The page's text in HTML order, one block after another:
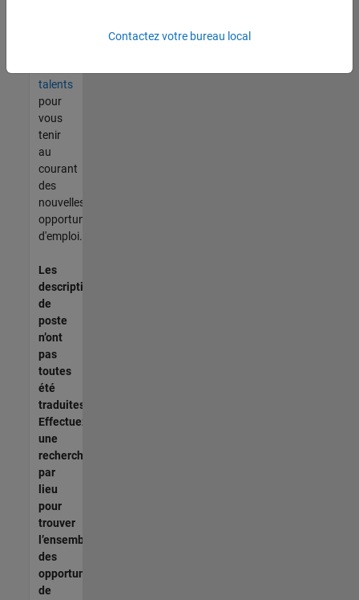
talents
pour
vous
tenir
au
courant
des
nouvelles
opportunités
d'emploi.
Les
descriptions
de
poste
n’ont
pas
toutes
été
traduites.
Effectuez
une
recherche
par
lieu
pour
trouver
l’ensemble
des
opportunités
de
Contactez votre bureau local